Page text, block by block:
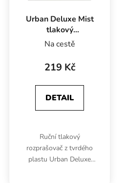
Urban Deluxe Mist
tlakový
rozprašovač,
Na cestě
219 Kč
DETAIL
Ruční tlakový
rozprašovač z tvrdého
plastu Urban Deluxe